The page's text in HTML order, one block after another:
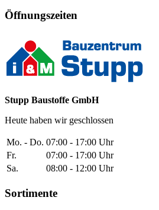
Öffnungszeiten
Stupp Baustoffe GmbH
Heute haben wir geschlossen
Mo. - Do. 07:00 - 17:00 Uhr
Fr.
07:00 - 17:00 Uhr
Sa.
08:00 - 12:00 Uhr
Sortimente